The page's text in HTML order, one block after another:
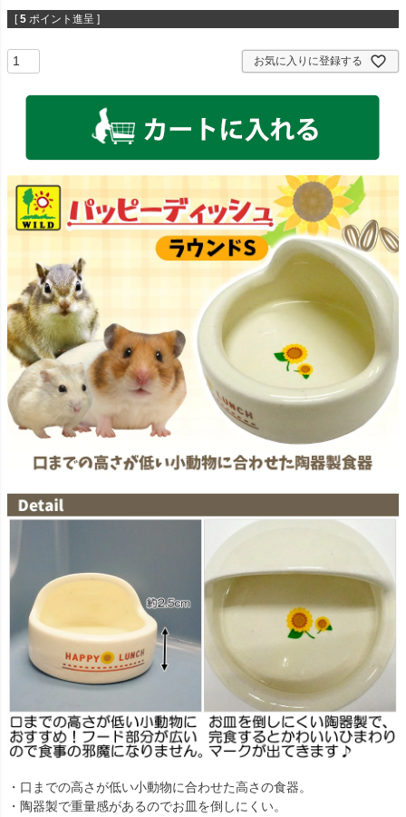
[ 5 ポイント進呈 ]
お気に入りに登録する
・口までの高さが低い小動物に合わせた高さの食器。
・陶器製で重量感があるのでお皿を倒しにくい。